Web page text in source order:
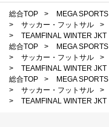
総合TOP > MEGA SPORTS
>
サッカー・フットサル >
>
TEAMFINAL WINTER JKT
総合TOP
> MEGA SPORTS
>
サッカー・フットサル >
>
TEAMFINAL WINTER JKT
総合TOP
> MEGA SPORTS
>
サッカー・フットサル >
>
TEAMFINAL WINTER JKT